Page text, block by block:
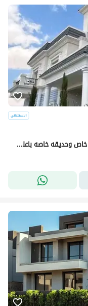
فيلا vip في كمبوند مخصص فيلات فقط بجراج خاص وحديقه خاصه باعلي كوالتي تشطيب جاهز للسكن فوراً